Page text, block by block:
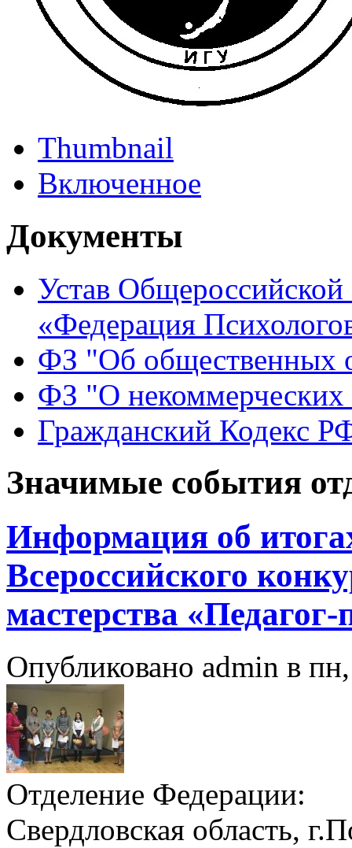
Thumbnail
Включенное
Документы
Устав
«Федерация
ФЗ "Об общественных
ФЗ "О некоммерческих
Гражданский Кодекс
Значимые события
Информация об
Всероссийского
мастерства
Опубликовано admin в
Отделение Федерации:
Свердловская область,